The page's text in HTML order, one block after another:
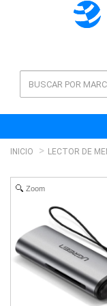
INICIO LECTOR DE
Zoom